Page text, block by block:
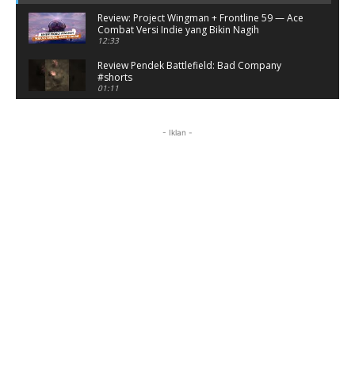
Review: Project Wingman + Frontline 59 — Ace
Combat Versi Indie yang Bikin Nagih
12:33
Review Pendek Battlefield: Bad Company
#shorts
01:11
- Iklan -